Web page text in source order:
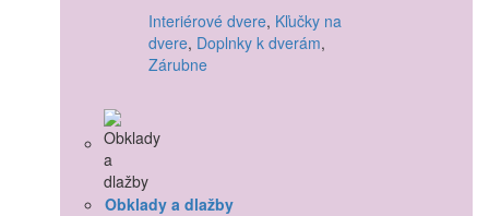
Interiérové dvere, Kľučky na
dvere, Doplnky k dverám,
Zárubne
Obklady a dlažby